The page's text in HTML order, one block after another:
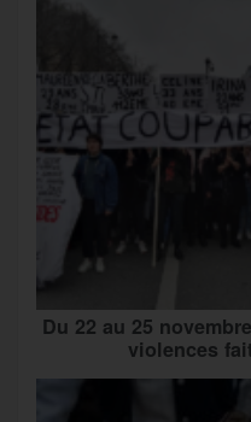
Du 22 au 25
violences